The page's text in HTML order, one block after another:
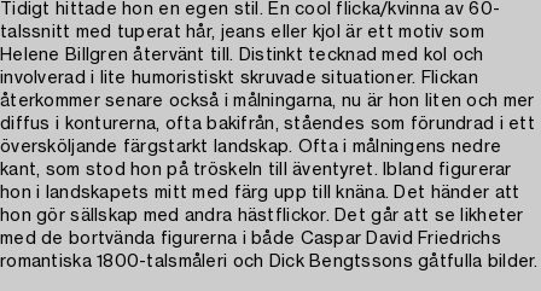
Tidigt hittade hon en egen stil. En cool flicka/kvinna av 60-
talssnitt med tuperat hår, jeans eller kjol är ett motiv som
Helene Billgren återvänt till. Distinkt tecknad med kol och
involverad i lite humoristiskt skruvade situationer. Flickan
återkommer senare också i målningarna, nu är hon liten och mer
diffus i konturerna, ofta bakifrån, ståendes som förundrad i ett
översköljande färgstarkt landskap. Ofta i målningens nedre
kant, som stod hon på tröskeln till äventyret. Ibland figurerar
hon i landskapets mitt med färg upp till knäna. Det händer att
hon gör sällskap med andra hästflickor. Det går att se likheter
med de bortvända figurerna i både Caspar David Friedrichs
romantiska 1800-talsmåleri och Dick Bengtssons gåtfulla bilder.